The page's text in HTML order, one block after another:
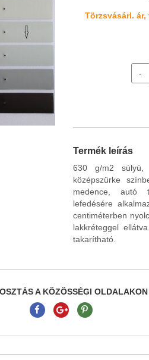
Törzsvásárl.
-
Termék leírás
630 g/m2
középszürke
medence, autó
lefedésére
centiméterben
lakkréteggel
takarítható.
A KÖZÖSSÉGI OLDALAKON